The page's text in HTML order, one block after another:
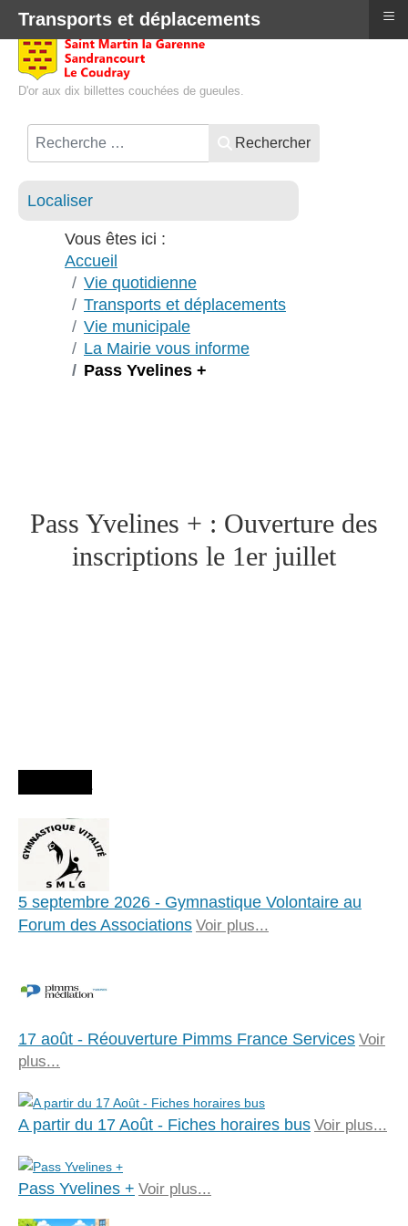
D'or aux dix billettes couchées de gueules.
Rechercher
Localiser
Vous êtes ici :
Accueil
Vie quotidienne
Transports et déplacements
Vie municipale
La Mairie vous informe
Pass Yvelines +
Pass Yvelines + : Ouverture des
inscriptions le 1er juillet
5 septembre 2026 - Gymnastique Volontaire au
Forum des Associations Voir plus...
17 août - Réouverture Pimms France Services Voir
plus...
A partir du 17 Août - Fiches horaires bus Voir plus...
Pass Yvelines + Voir plus...
Transports et déplacements ≡